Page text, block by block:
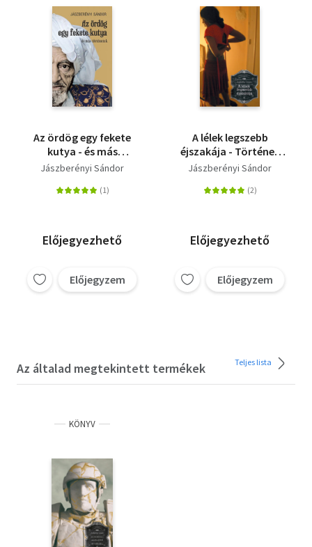
Az ördög egy fekete
kutya - és más
történetek
Jászberényi Sándor
Előjegyezhető
Előjegyzem
A lélek legszebb
éjszakája - Történet
álmatlanságról és
Jászberényi Sándor
Előjegyezhető
Előjegyzem
Az általad megtekintett termékek Teljes lista
KÖNYV